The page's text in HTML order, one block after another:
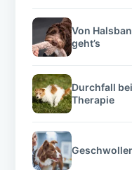
Von
geht’s
Durchfall
Therapie